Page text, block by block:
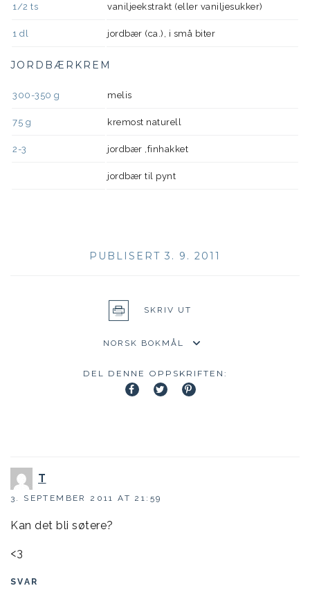
1/2 ts vaniljeekstrakt (eller vaniljesukker)
1 dl jordbær (ca.), i små biter
JORDBÆRKREM
300-350 g melis
75 g kremost naturell
2-3 jordbær ,finhakket
jordbær til pynt
PUBLISERT 3. 9. 2011
SKRIV UT
DEL DENNE OPPSKRIFTEN:
T
3. SEPTEMBER 2011 AT 21:59
Kan det bli søtere?
<3
SVAR